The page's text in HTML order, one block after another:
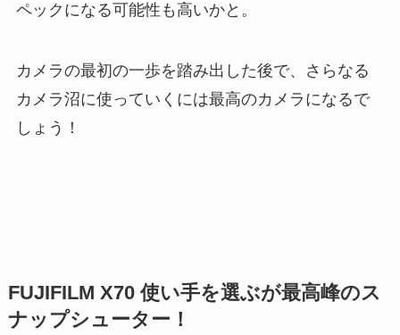
ペックになる可能性も高いかと。
カメラの最初の一歩を踏み出した後で、さらなる
カメラ沼に使っていくには最高のカメラになるで
しょう！
FUJIFILM X70 使い手を選ぶが最高峰のス
ナップシューター！